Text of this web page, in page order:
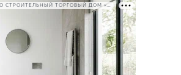
РЕКЛАМА • ООО СТРОИТЕЛЬНЫЙ ТОРГОВЫЙ ДОМ «ПЕТРОВИЧ». ИНН: 7802348846